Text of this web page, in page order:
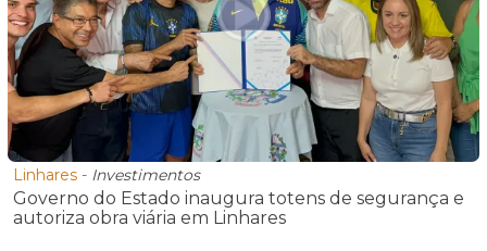
Linhares - Investimentos
Governo do Estado inaugura totens de segurança e
autoriza obra viária em Linhares